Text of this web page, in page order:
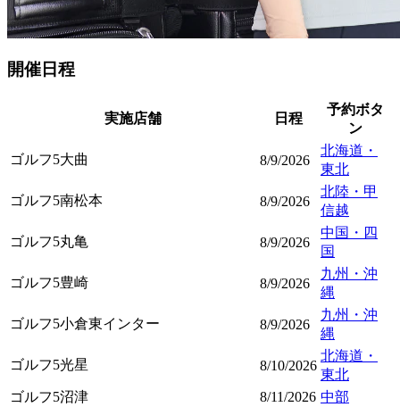
開催日程
実施店舗 日程
予約ボタ
ン
ゴルフ5大曲 8/9/2026
北海道・
東北
ゴルフ5南松本 8/9/2026
北陸・甲
信越
ゴルフ5丸亀 8/9/2026
中国・四
国
ゴルフ5豊崎 8/9/2026
九州・沖
縄
ゴルフ5小倉東インター 8/9/2026
九州・沖
縄
ゴルフ5光星 8/10/2026
北海道・
東北
ゴルフ5沼津
8/11/2026 中部